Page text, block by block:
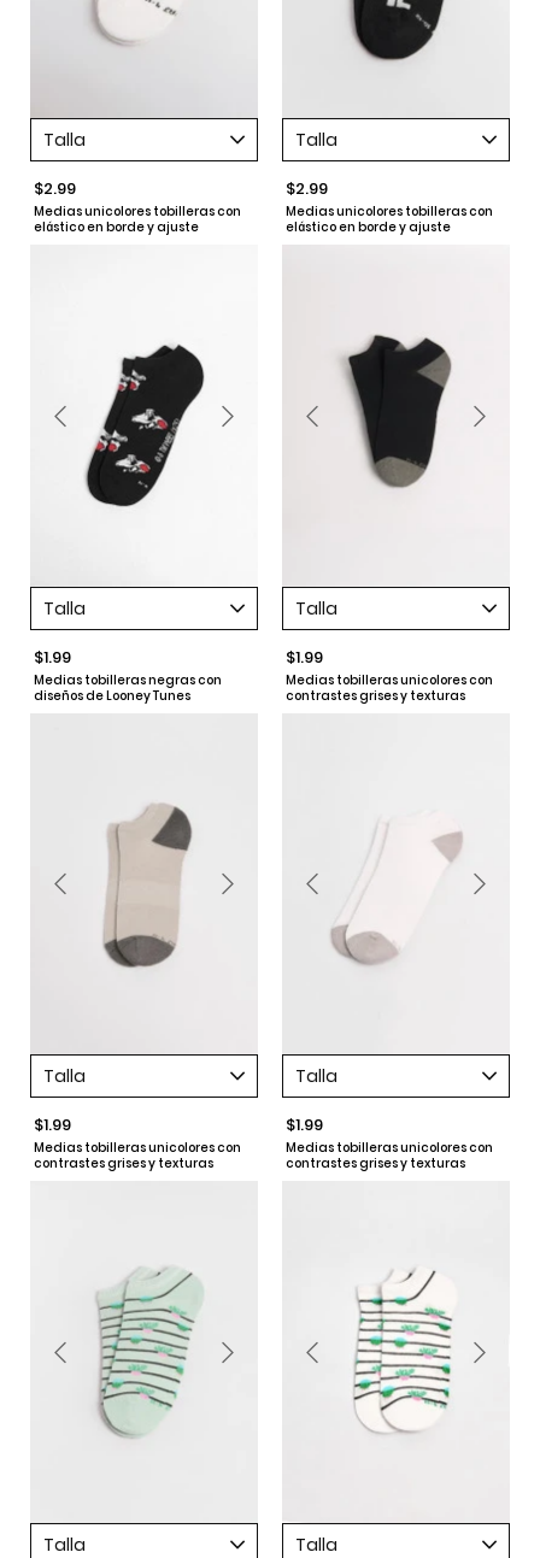
Talla
$2.99
Medias unicolores tobilleras con
elástico en borde y ajuste
Talla
$2.99
Medias unicolores tobilleras con
elástico en borde y ajuste
Talla
$1.99
Medias tobilleras negras con
diseños de Looney Tunes
Talla
$1.99
Medias tobilleras unicolores con
contrastes grises y texturas
Talla
$1.99
Medias tobilleras unicolores con
contrastes grises y texturas
Talla
$1.99
Medias tobilleras unicolores con
contrastes grises y texturas
Talla Talla